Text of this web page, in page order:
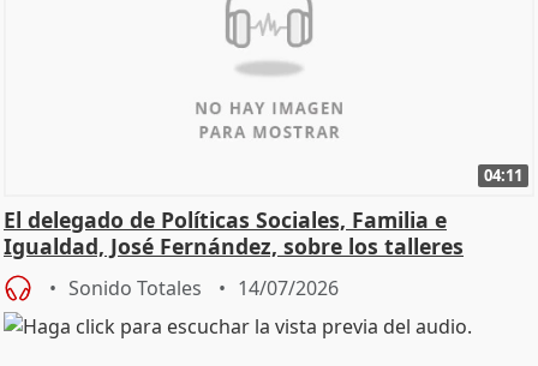
04:11
El delegado de Políticas Sociales, Familia e
Igualdad, José Fernández, sobre los talleres
Sonido Totales 14/07/2026